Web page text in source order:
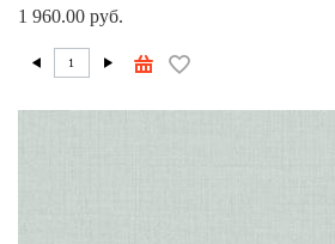
1 960.00 руб.